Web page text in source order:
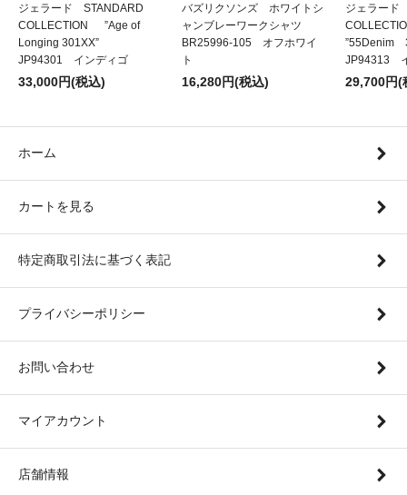
ジェラード STANDARD
COLLECTION ”Age of
Longing 301XX”
JP94301 インディゴ
33,000円(税込)
バズリクソンズ ホワイトシ
ャンブレーワークシャツ
BR25996-105 オフホワイ
ト
16,280円(税込)
ジェラード
JP94313
29,700円(
ホーム
カートを見る
特定商取引法に基づく表記
プライバシーポリシー
お問い合わせ
マイアカウント
店舗情報